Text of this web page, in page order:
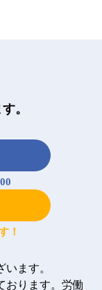
。
！
ます。
おります。労働